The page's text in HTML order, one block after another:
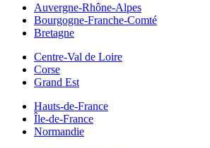
Auvergne-Rhône-Alpes
Bourgogne-Franche-Comté
Bretagne
Centre-Val de Loire
Corse
Grand Est
Hauts-de-France
Île-de-France
Normandie